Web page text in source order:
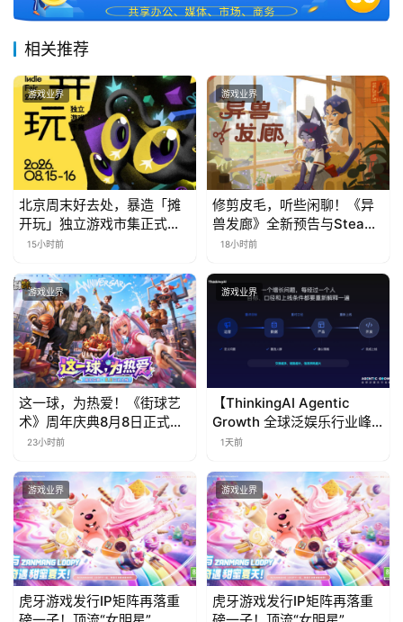
相关推荐
游戏业界
北京周末好去处，暴造「摊
开玩」独立游戏市集正式开
票！
15小时前
游戏业界
修剪皮毛，听些闲聊！《异
兽发廊》全新预告与Steam
免费试玩公开
18小时前
游戏业界
这一球，为热爱！《街球艺
术》周年庆典8月8日正式上
线，多重福利与全新内容同
23小时前
游戏业界
【ThinkingAI Agentic
Growth 全球泛娱乐行业峰
会】Agent 时代，人到底负
1天前
游戏业界
虎牙游戏发行IP矩阵再落重
游戏业界
虎牙游戏发行IP矩阵再落重